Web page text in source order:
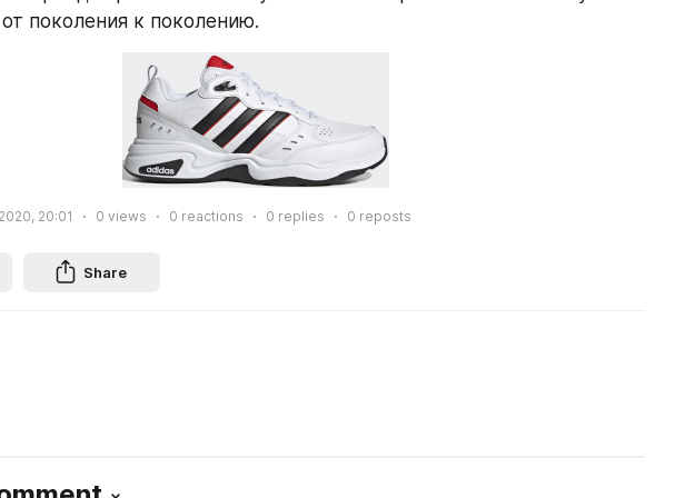
поколения к поколению.
20:01 0 views 0 reactions 0 replies 0 reposts
Share